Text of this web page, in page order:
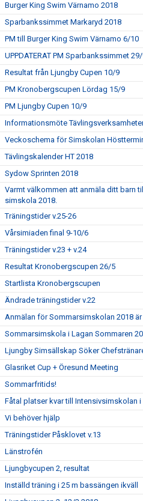
Burger King Swim Värnamo 2018
Sparbankssimmet Markaryd 2018
PM till Burger King Swim Värnamo 6/10
UPPDATERAT PM Sparbankssimmet
Resultat från Ljungby Cupen 10/9
PM Kronobergscupen Lördag 15/9
PM Ljungby Cupen 10/9
Informationsmöte
Veckoschema för Simskolan
Tävlingskalender HT 2018
Sydow Sprinten 2018
Varmt välkommen att anmäla ditt barn
simskola 2018.
Träningstider v.25-26
Vårsimiaden final 9-10/6
Träningstider v.23 + v.24
Resultat Kronobergscupen 26/5
Startlista Kronobergscupen
Ändrade träningstider v.22
Anmälan för Sommarsimskolan 2018 är
Sommarsimskola i Lagan Sommaren
Ljungby Simsällskap Söker
Glasriket Cup + Öresund Meeting
Sommarfritids!
Fåtal platser kvar till Intensivsimskolan i
Vi behöver hjälp
Träningstider Påsklovet v.13
Länstrofén
Ljungbycupen 2, resultat
Inställd träning i 25 m bassängen ikväll